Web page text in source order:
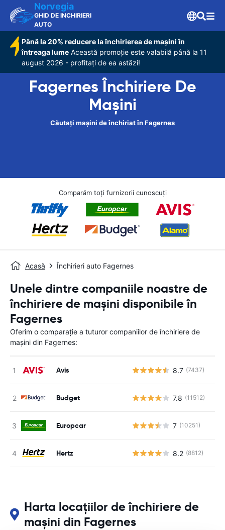
Norvegia
GHID DE INCHIRIERI
AUTO
Până la 20% reducere la închirierea de mașini în
întreaga lume Această promoție este valabilă până la 11
august 2026 - profitați de ea astăzi!
Fagernes Închiriere De
Maşini
Căutați mașini de închiriat în Fagernes
Comparăm toți furnizorii cunoscuți
Acasă Închirieri auto Fagernes
Unele dintre companiile noastre de
închiriere de mașini disponibile în
Fagernes
Oferim o comparație a tuturor companiilor de închiriere de
mașini din Fagernes:
Avis 8.7 (7437)
Budget 7.8 (11512)
Europcar 7 (10251)
Hertz 8.2 (8812)
Harta locațiilor de închiriere de
mașini din Fagernes